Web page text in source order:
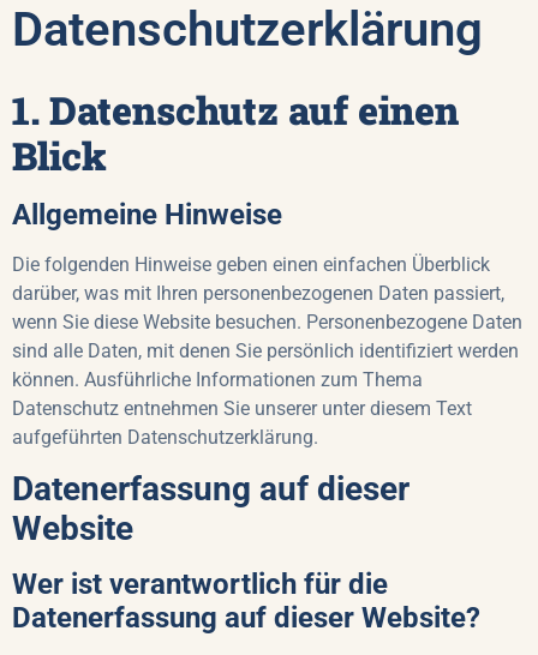
Datenschutzerklärung
1. Datenschutz auf einen
Blick
Allgemeine Hinweise
Die folgenden Hinweise geben einen einfachen Überblick
darüber, was mit Ihren personenbezogenen Daten passiert,
wenn Sie diese Website besuchen. Personenbezogene Daten
sind alle Daten, mit denen Sie persönlich identifiziert werden
können. Ausführliche Informationen zum Thema
Datenschutz entnehmen Sie unserer unter diesem Text
aufgeführten Datenschutzerklärung.
Datenerfassung auf dieser
Website
Wer ist verantwortlich für die
Datenerfassung auf dieser Website?